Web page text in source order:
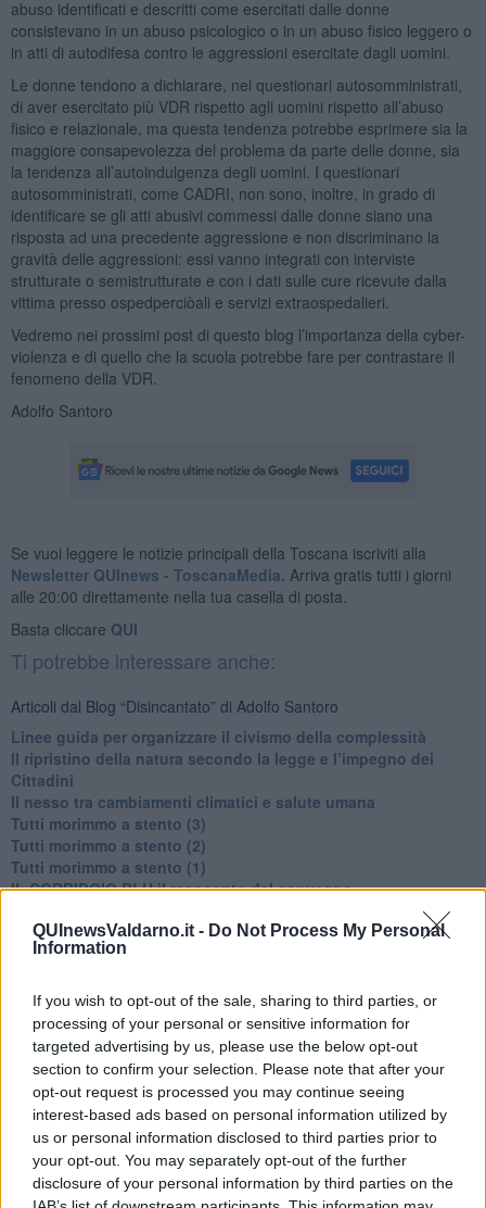
QUInewsValdarno.it - Do Not Process My Personal
Information
If you wish to opt-out of the sale, sharing to third parties, or
processing of your personal or sensitive information for
targeted advertising by us, please use the below opt-out
section to confirm your selection. Please note that after your
opt-out request is processed you may continue seeing
interest-based ads based on personal information utilized by
us or personal information disclosed to third parties prior to
your opt-out. You may separately opt-out of the further
disclosure of your personal information by third parties on the
abuso identificati e descritti come esercitati dalle donne
consistevano in un abuso psicologico o in un abuso fisico leggero o
in atti di autodifesa contro le aggressioni esercitate dagli uomini.
Le donne tendono a dichiarare, nei questionari autosomministrati,
di aver esercitato più VDR rispetto agli uomini rispetto all’abuso
fisico e relazionale, ma questa tendenza potrebbe esprimere sia la
maggiore consapevolezza del problema da parte delle donne, sia
la tendenza all’autoindulgenza degli uomini. I questionari
autosomministrati, come CADRI, non sono, inoltre, in grado di
identificare se gli atti abusivi commessi dalle donne siano una
risposta ad una precedente aggressione e non discriminano la
gravità delle aggressioni: essi vanno integrati con interviste
strutturate o semistrutturate e con i dati sulle cure ricevute dalla
vittima presso ospedperciòali e servizi extraospedalieri.
Vedremo nei prossimi post di questo blog l’importanza della cyber-
violenza e di quello che la scuola potrebbe fare per contrastare il
fenomeno della VDR.
Adolfo Santoro
Se vuoi leggere le notizie principali della Toscana iscriviti alla
Newsletter QUInews - ToscanaMedia. Arriva gratis tutti i giorni
alle 20:00 direttamente nella tua casella di posta.
Basta cliccare QUI
Ti potrebbe interessare anche:
Articoli dal Blog “Disincantato” di Adolfo Santoro
​Linee guida per organizzare il civismo della complessità
​Il ripristino della natura secondo la legge e l’impegno dei
Cittadini
Il nesso tra cambiamenti climatici e salute umana
Tutti morimmo a stento (3)
Tutti morimmo a stento (2)
​Tutti morimmo a stento (1)
IL CORRIDOIO BLU il resoconto del convegno
Il corridoio blu
​Il cronoprogramma ottimale verso il full electric sui traghetti
Alcune domande da esordiente agli esperti che decidono le
sorti dell’Elba
Verso il full electric a gestione pubblica dei traghetti​
​La Scienza dei Cittadini e i Cittadini per l’Aria
Trump e le sue guerre contro i deboli e contro la terra
​Le furbate elettorali della Meloni e la testardaggine
dell’opposizione
​Date loro l’Oscar al posto del Nobel per la Pace
L'umanizzazione dell'economia e della politica
​Dopo il diluvio dei NO: un patto intergenerazionale